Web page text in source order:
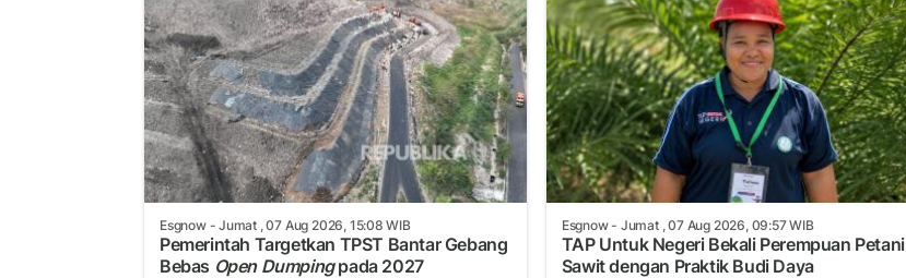
Esgnow- Jumat , 07 Aug 2026, 15:08 WIB
Pemerintah Targetkan TPST Bantar Gebang
Bebas Open Dumpingpada 2027
Esgnow- Jumat , 07 Aug 2026, 09:57 WIB
TAP Untuk Negeri Bekali Perempuan Petani
Sawit dengan Praktik Budi Daya